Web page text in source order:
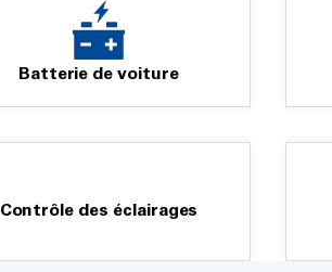
Batterie de voiture
Contrôle des éclairages